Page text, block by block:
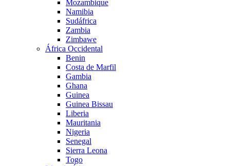
Mozambique
Namibia
Sudáfrica
Zambia
Zimbawe
África Occidental
Benin
Costa de Marfil
Gambia
Ghana
Guinea
Guinea Bissau
Liberia
Mauritania
Nigeria
Senegal
Sierra Leona
Togo